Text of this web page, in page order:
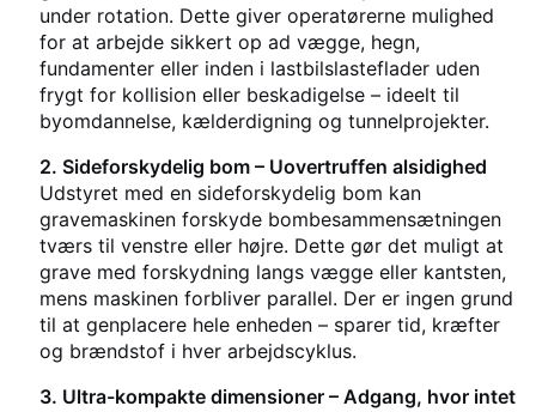
under rotation. Dette giver operatørerne mulighed
for at arbejde sikkert op ad vægge, hegn,
fundamenter eller inden i lastbilslasteflader uden
frygt for kollision eller beskadigelse – ideelt til
byomdannelse, kælderdigning og tunnelprojekter.
2. Sideforskydelig bom – Uovertruffen alsidighed
Udstyret med en sideforskydelig bom kan
gravemaskinen forskyde bombesammensætningen
tværs til venstre eller højre. Dette gør det muligt at
grave med forskydning langs vægge eller kantsten,
mens maskinen forbliver parallel. Der er ingen grund
til at genplacere hele enheden – sparer tid, kræfter
og brændstof i hver arbejdscyklus.
3. Ultra-kompakte dimensioner – Adgang, hvor intet